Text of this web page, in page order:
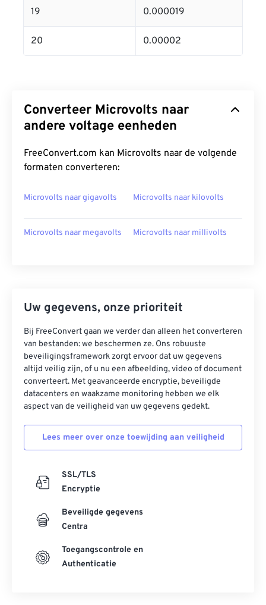
19 0.000019
20 0.00002
Converteer Microvolts naar
andere voltage eenheden
FreeConvert.com kan Microvolts naar de volgende
formaten converteren:
Microvolts naar gigavolts Microvolts naar kilovolts
Microvolts naar megavolts Microvolts naar millivolts
Uw gegevens, onze prioriteit
Bij FreeConvert gaan we verder dan alleen het converteren
van bestanden: we beschermen ze. Ons robuuste
beveiligingsframework zorgt ervoor dat uw gegevens
altijd veilig zijn, of u nu een afbeelding, video of document
converteert. Met geavanceerde encryptie, beveiligde
datacenters en waakzame monitoring hebben we elk
aspect van de veiligheid van uw gegevens gedekt.
Lees meer over onze toewijding aan veiligheid
SSL/TLS
Encryptie
Beveiligde gegevens
Centra
Toegangscontrole en
Authenticatie